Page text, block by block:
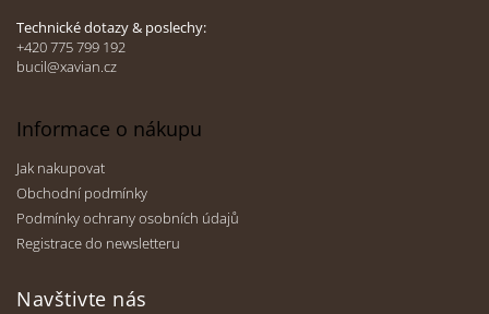
Technické dotazy & poslechy:
+420 775 799 192
bucil@xavian.cz
Informace o nákupu
Jak nakupovat
Obchodní podmínky
Podmínky ochrany osobních údajů
Registrace do newsletteru
Navštivte nás